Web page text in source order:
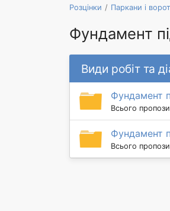
Розцінки Паркани і
Фундамент
Види робіт та
Фундамент
Всього
Фундамент
Всього